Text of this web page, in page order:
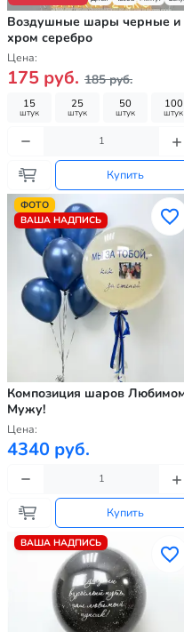
Воздушные шары черные и
хром серебро
Цена:
175 руб. 185 руб.
15
штук
25
штук
50
штук
100
штук
Купить
ФОТО
ВАША НАДПИСЬ
Композиция шаров
Мужу!
Цена:
4340 руб.
Купить
ВАША НАДПИСЬ